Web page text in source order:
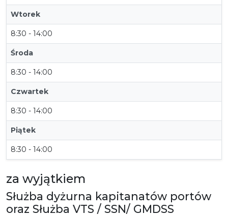
Wtorek
8:30 - 14:00
Środa
8:30 - 14:00
Czwartek
8:30 - 14:00
Piątek
8:30 - 14:00
za wyjątkiem
Służba dyżurna kapitanatów portów
oraz Służba VTS / SSN/ GMDSS